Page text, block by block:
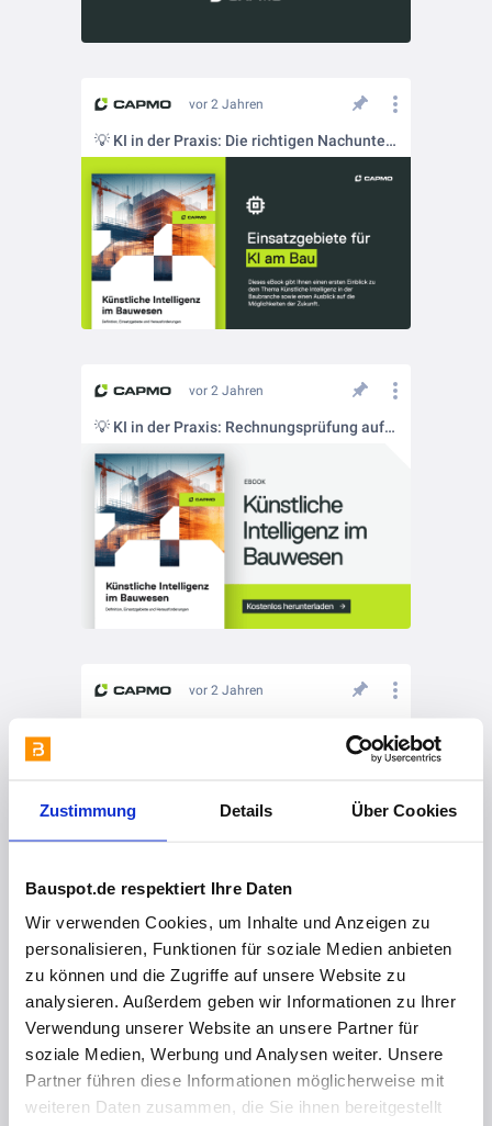
Zustimmung Details Über Cookies
Bauspot.de respektiert Ihre Daten
Wir verwenden Cookies, um Inhalte und Anzeigen zu
personalisieren, Funktionen für soziale Medien anbieten
zu können und die Zugriffe auf unsere Website zu
analysieren. Außerdem geben wir Informationen zu Ihrer
Verwendung unserer Website an unsere Partner für
soziale Medien, Werbung und Analysen weiter. Unsere
Partner führen diese Informationen möglicherweise mit
weiteren Daten zusammen, die Sie ihnen bereitgestellt
vor 2 Jahren
💡 KI in der Praxis: Die richtigen Nachunternehmer finden
vor 2 Jahren
💡 KI in der Praxis: Rechnungsprüfung auf der Baustelle
vor 2 Jahren
vor 2 Jahren
Was ist eigentlich KI?